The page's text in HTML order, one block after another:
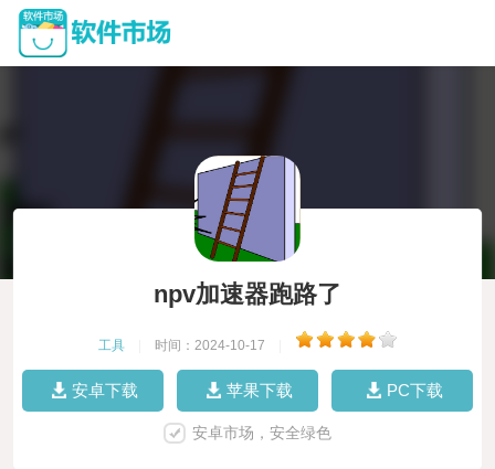
npv加速器跑路了
工具 时间：2024-10-17
安卓下载 苹果下载 PC下载
安卓市场，安全绿色